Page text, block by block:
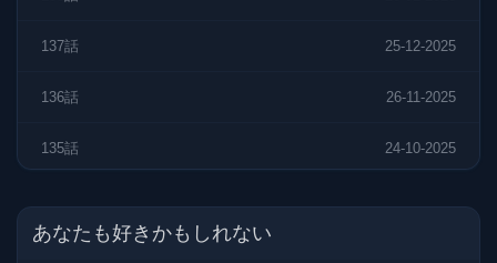
137話 25-12-2025
136話 26-11-2025
135話 24-10-2025
あなたも好きかもしれない